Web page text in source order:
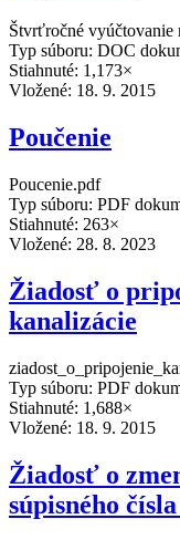
Štvrťročné vyúčtovanie
Typ súboru: DOC
Stiahnuté: 1,173×
Vložené: 18. 9. 2015
Poučenie
Poucenie.pdf
Typ súboru: PDF
Stiahnuté: 263×
Vložené: 28. 8. 2023
Žiadosť o
kanalizácie
Typ súboru: PDF
Stiahnuté: 1,688×
Vložené: 18. 9. 2015
Žiadosť o
súpisného